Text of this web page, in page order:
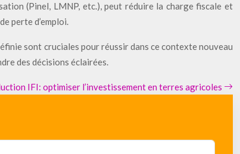
(Pinel, LMNP, etc.), peut réduire la charge fiscale et
perte d’emploi.
sont cruciales pour réussir dans ce contexte nouveau
des décisions éclairées.
IFI: optimiser l’investissement en terres agricoles